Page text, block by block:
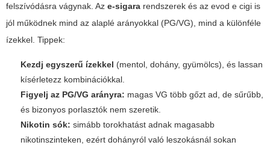
felszívódásra vágynak. Az e-sigara rendszerek és az evod e cigi is
jól működnek mind az alaplé arányokkal (PG/VG), mind a különféle
ízekkel. Tippek:
Kezdj egyszerű ízekkel (mentol, dohány, gyümölcs), és lassan
kísérletezz kombinációkkal.
Figyelj az PG/VG arányra: magas VG több gőzt ad, de sűrűbb,
és bizonyos porlasztók nem szeretik.
Nikotin sók: simább torokhatást adnak magasabb
nikotinszinteken, ezért dohányról való leszokásnál sokan